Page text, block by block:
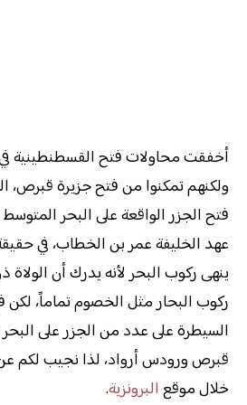
أخفقت محاولات فتح القسطنطينية
ولكنهم تمكنوا من فتح جزيرة قبرص،
فتح الجزر الواقعة على البحر
عهد الخليفة عمر بن الخطاب، في
ينهى ركوب البحر لأنه يدرك أن الولاة
ركوب البحار مثل الخصوم تماماً، لكن
السيطرة على عدد من الجزر على
قبرص ورودس أرواد، لذا نجيب لكم
خلال موقع البرونزية.